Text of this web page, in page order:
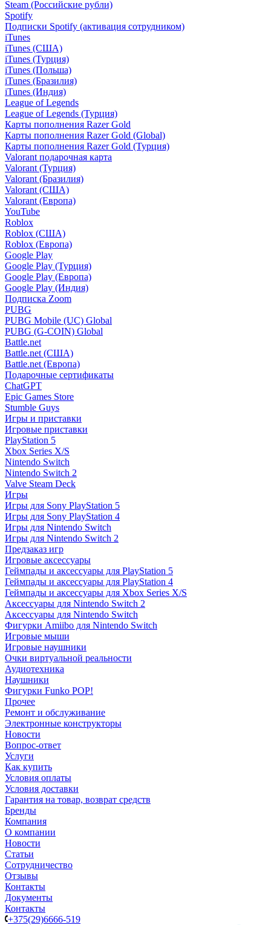
Steam (Российские рубли)
Spotify
Подписки Spotify (активация сотрудником)
iTunes
iTunes (США)
iTunes (Турция)
iTunes (Польша)
iTunes (Бразилия)
iTunes (Индия)
League of Legends
League of Legends (Турция)
Карты пополнения Razer Gold
Карты пополнения Razer Gold (Global)
Карты пополнения Razer Gold (Турция)
Valorant подарочная карта
Valorant (Турция)
Valorant (Бразилия)
Valorant (США)
Valorant (Европа)
YouTube
Roblox
Roblox (США)
Roblox (Европа)
Google Play
Google Play (Турция)
Google Play (Европа)
Google Play (Индия)
Подписка Zoom
PUBG
PUBG Mobile (UC) Global
PUBG (G-COIN) Global
Battle.net
Battle.net (США)
Battle.net (Европа)
Подарочные сертификаты
ChatGPT
Epic Games Store
Stumble Guys
Игры и приставки
Игровые приставки
PlayStation 5
Xbox Series X/S
Nintendo Switch
Nintendo Switch 2
Valve Steam Deck
Игры
Игры для Sony PlayStation 5
Игры для Sony PlayStation 4
Игры для Nintendo Switch
Игры для Nintendo Switch 2
Предзаказ игр
Игровые аксессуары
Геймпады и аксессуары для PlayStation 5
Геймпады и аксессуары для PlayStation 4
Геймпады и аксессуары для Xbox Series X/S
Аксессуары для Nintendo Switch 2
Аксессуары для Nintendo Switch
Фигурки Amiibo для Nintendo Switch
Игровые мыши
Игровые наушники
Очки виртуальной реальности
Аудиотехника
Наушники
Фигурки Funko POP!
Прочее
Ремонт и обслуживание
Электронные конструкторы
Новости
Вопрос-ответ
Услуги
Как купить
Условия оплаты
Условия доставки
Гарантия на товар, возврат средств
Бренды
Компания
О компании
Новости
Статьи
Сотрудничество
Отзывы
Контакты
Документы
Контакты
+375(29)6666-519